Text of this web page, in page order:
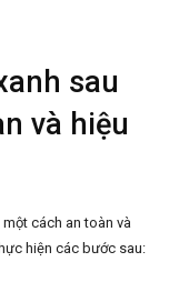
sau
và hiệu
cách an toàn và
hiện các bước sau: